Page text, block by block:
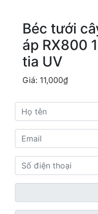
Béc tưới
áp RX800
tia UV
Giá: 11,000₫